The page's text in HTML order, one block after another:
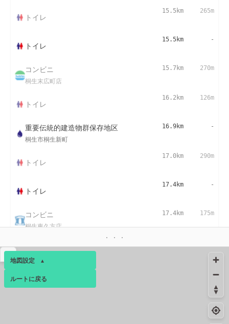
トイレ
15.5km 265m
トイレ
15.5km -
コンビニ
桐生末広町店
15.7km 270m
トイレ
16.2km 126m
重要伝統的建造物群保存地区
桐生市桐生新町
16.9km -
トイレ
17.0km 290m
トイレ
17.4km -
コンビニ
桐生東久方店
17.4km 175m
地図設定 ▴
ベース ▴
ルートに戻る